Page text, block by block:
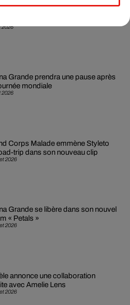
2026
2026
Grande prendra une pause après
mondiale
2026
Corps Malade emmène Styleto
trip dans son nouveau clip
2026
Grande se libère dans son nouvel
« Petals »
2026
annonce une collaboration
avec Amelie Lens